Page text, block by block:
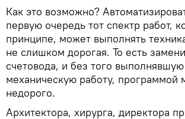
Как это возможно?
первую очередь тот спектр работ,
принципе, может выполнять
не слишком дорогая. То есть
счетовода, и без того
механическую работу, программой
недорого.
Архитектора, хирурга, директора